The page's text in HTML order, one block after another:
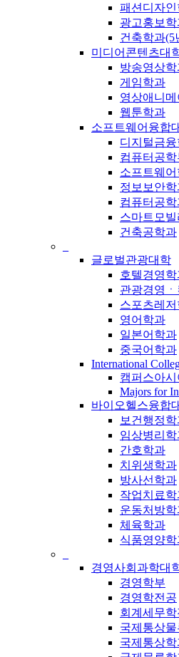
패션디자
광고홍보학
건축학과(5
미디어콘텐츠대
방송영상학
게임학과
영상애니
웹툰학과
소프트웨어융합
디지털금
컴퓨터공학
소프트웨
정보보안학
컴퓨터공학
스마트모
건축공학과
글로벌관광대학
호텔경영학
관광경영
스포츠레
영어학과
일본어학과
중국어학과
International
캠퍼스아
Majors for
바이오헬스융합
보건행정
임상병리학
간호학과
치위생학과
방사선학과
작업치료학
운동처방학
체육학과
식품영양학
경영사회과학대
경영학부
경영학전공
회계세무학
국제통상
국제통상학